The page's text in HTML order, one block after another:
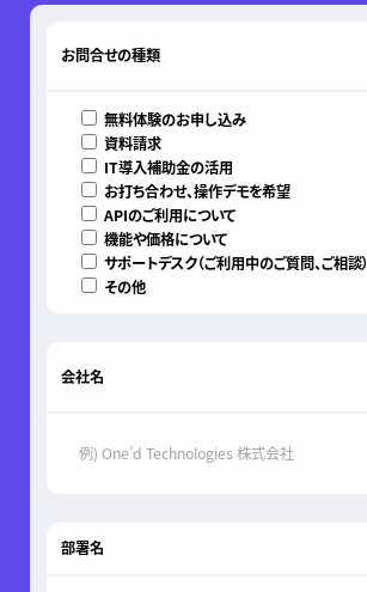
お問合せの種類
無料体験のお申し込み
資料請求
IT導入補助金の活用
お打ち合わせ、操作デモを希望
APIのご利用について
機能や価格について
サポートデスク（ご利用中のご質問、ご相談）
その他
会社名
部署名